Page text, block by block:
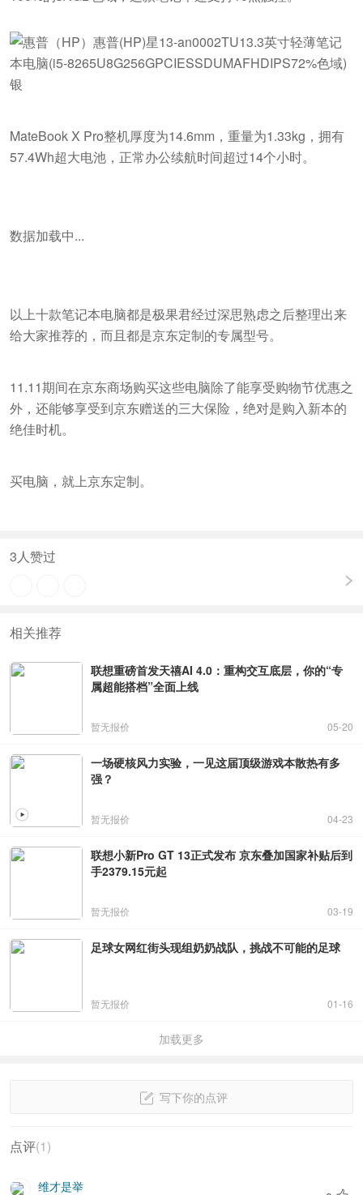
MateBook X Pro整机厚度为14.6mm，重量为1.33kg，拥有
57.4Wh超大电池，正常办公续航时间超过14个小时。
数据加载中...
以上十款笔记本电脑都是极果君经过深思熟虑之后整理出来
给大家推荐的，而且都是京东定制的专属型号。
11.11期间在京东商场购买这些电脑除了能享受购物节优惠之
外，还能够享受到京东赠送的三大保险，绝对是购入新本的
绝佳时机。
买电脑，就上京东定制。
3人赞过
相关推荐
联想重磅首发天禧AI 4.0：重构交互底层，你的“专
属超能搭档”全面上线
暂无报价 05-20
一场硬核风力实验，一见这届顶级游戏本散热有多
强？
暂无报价 04-23
联想小新Pro GT 13正式发布 京东叠加国家补贴后到
手2379.15元起
暂无报价 03-19
足球女网红街头现组奶奶战队，挑战不可能的足球
暂无报价 01-16
加载更多
写下你的点评
点评(1)
维才是举